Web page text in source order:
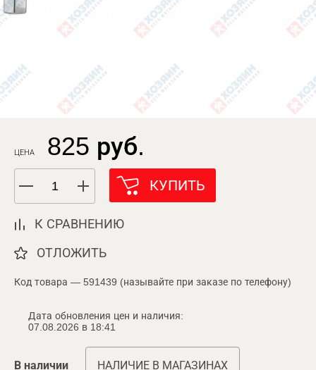
ЦЕНА 825 руб.
КУПИТЬ
К СРАВНЕНИЮ
ОТЛОЖИТЬ
Код товара — 591439 (называйте при заказе по телефону)
Дата обновления цен и наличия:
07.08.2026 в 18:41
В наличии НАЛИЧИЕ В МАГАЗИНАХ